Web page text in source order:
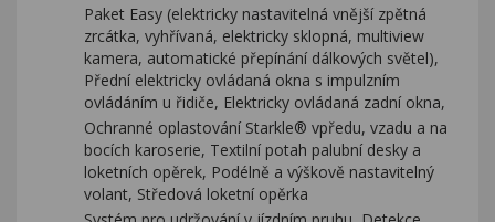
Paket Easy (elektricky nastavitelná vnější zpětná
zrcátka, vyhřívaná, elektricky sklopná, multiview
kamera, automatické přepínání dálkových světel),
Přední elektricky ovládaná okna s impulzním
ovládáním u řidiče, Elektricky ovládaná zadní okna,
Ochranné oplastování Starkle® vpředu, vzadu a na
bocích karoserie, Textilní potah palubní desky a
loketních opěrek, Podélně a výškově nastavitelný
volant, Středová loketní opěrka